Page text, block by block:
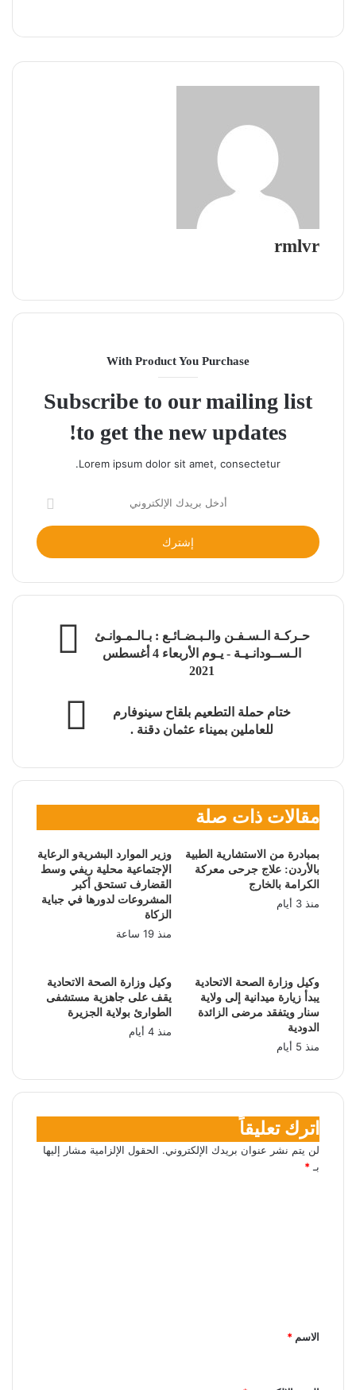
rmlvr
With Product You Purchase
Subscribe to our mailing list
to get the new updates!
Lorem ipsum dolor sit amet, consectetur.
الإلكتروني
حـركـة الـسـفـن والـبـضـائـع : بـالـمـوانـئ
الـســودانـيـة - يـوم الأربعاء 4 أغسطس
2021
ختام حملة التطعيم بلقاح سينوفارم
للعاملين بميناء عثمان دقنة .
مقالات ذات صلة
وزير الموارد البشريةو الرعاية
الإجتماعية محلية ريفي وسط
القضارف تستحق أكبر
المشروعات لدورها في جباية
الزكاة
منذ 19 ساعة
بمبادرة من الاستشارية الطبية
بالأردن: علاج جرحى معركة
الكرامة بالخارج
منذ 3 أيام
وكيل وزارة الصحة الاتحادية
يقف على جاهزية مستشفى
الطوارئ بولاية الجزيرة
منذ 4 أيام
وكيل وزارة الصحة الاتحادية
يبدأ زيارة ميدانية إلى ولاية
سنار ويتفقد مرضى الزائدة
الدودية
منذ 5 أيام
اترك تعليقاً
لن يتم نشر عنوان بريدك الإلكتروني. الحقول الإلزامية مشار إليها
بـ *
ق
الاسم *